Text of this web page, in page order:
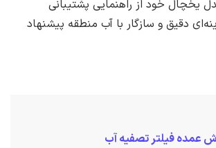
یخچال خود از راهنمایی پشتیبانی
دقیق و سازگار با آب منطقه پیشنهاد
عمده فیلتر تصفیه آب